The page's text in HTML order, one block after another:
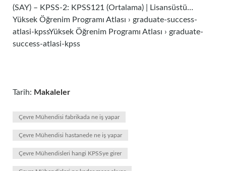
(SAY) – KPSS-2: KPSS121 (Ortalama) | Lisansüstü…
Yüksek Öğrenim Programı Atlası › graduate-success-
atlasi-kpssYüksek Öğrenim Programı Atlası › graduate-
success-atlasi-kpss
Tarih: Makaleler
Çevre Mühendisi fabrikada ne iş yapar
Çevre Mühendisi hastanede ne iş yapar
Çevre Mühendisleri hangi KPSSye girer